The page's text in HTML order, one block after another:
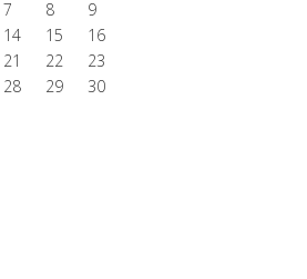
7 8
9
14 15
16
21 22
23
28 29
30